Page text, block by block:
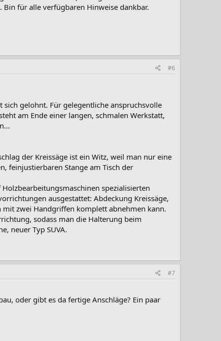
für alle verfügbaren Hinweise dankbar.
#6
gelohnt. Für gelegentliche anspruchsvolle
am Ende einer langen, schmalen Werkstatt,
der Kreissäge ist ein Witz, weil man nur eine
feinjustierbaren Stange am Tisch der
spezialisierten
ausgestattet: Abdeckung Kreissäge,
mit zwei Handgriffen komplett abnehmen kann.
sodass man die Halterung beim
neuer Typ SUVA.
#7
oder gibt es da fertige Anschläge? Ein paar